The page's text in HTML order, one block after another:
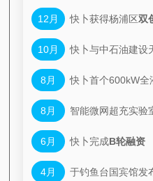
12月 快卜获得杨浦区双
10月 快卜与中石油建设
8月 快卜首个600kW
8月 智能微网超充实验
6月 快卜完成B轮融资
4月 于钓鱼台国宾馆发